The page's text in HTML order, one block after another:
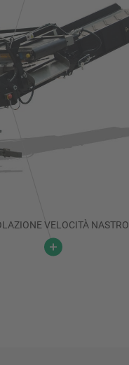
VELOCITÀ NASTRO